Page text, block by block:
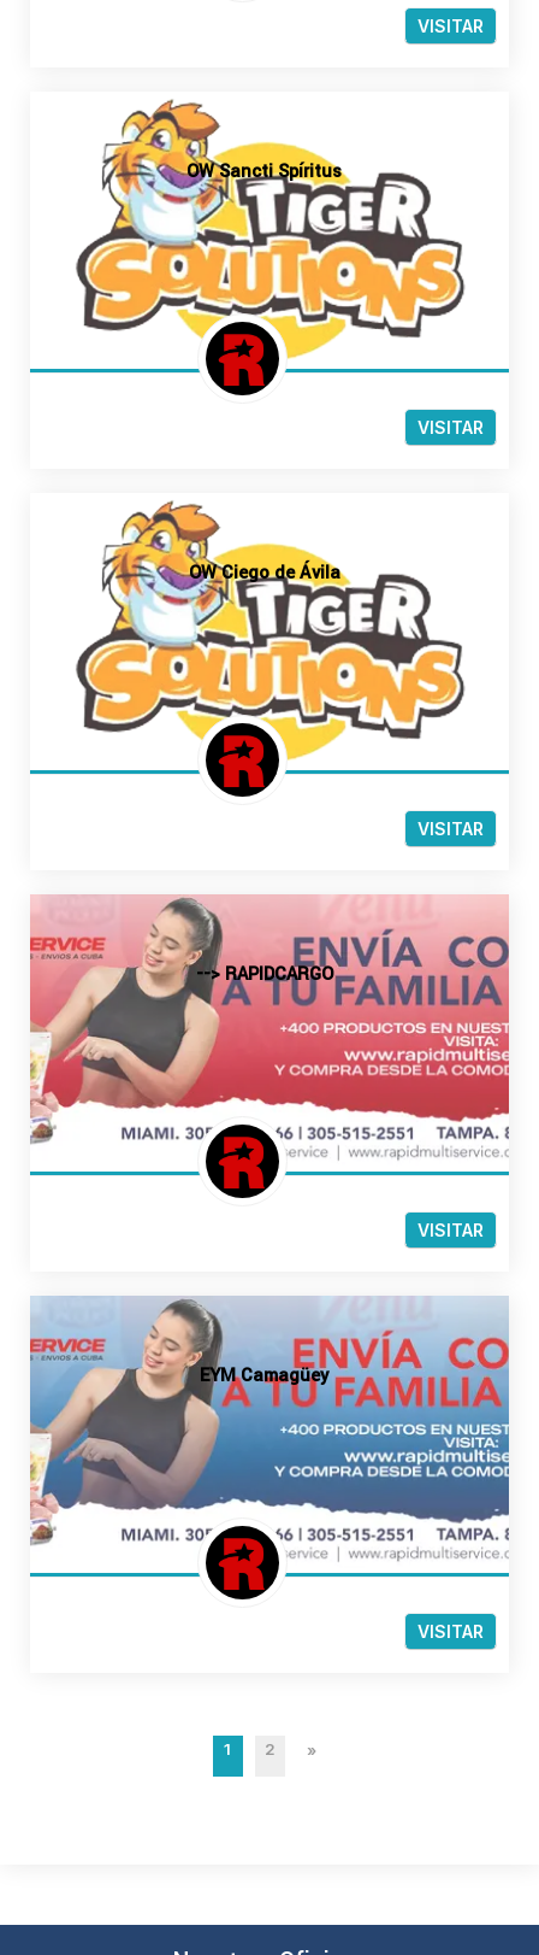
VISITAR
OW Sancti Spíritus
VISITAR
OW Ciego de Ávila
VISITAR
--> RAPIDCARGO
VISITAR
EYM Camagüey
VISITAR
1 2 »